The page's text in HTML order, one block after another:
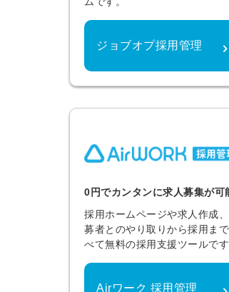
ジョブオプ採用管理
0円でカンタンに求人募集が可
採用ホームページや求人作成
募者とのやり取りから採用ま
べて無料の採用支援ツールです
Airワーク 採用管理